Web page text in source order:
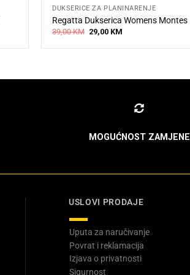
DUKSERICE ZA PLANINARENJE
Regatta Dukserica Womens Montes
39,00KM Original
price
was:
29,00 KMCurrent
is:
MOGUĆNOST ZAMJENE
USLOVI PRODAJE
Uputa za naručivanje
Povrat i reklamacija
Izjava o privatnosti
Sigurnost